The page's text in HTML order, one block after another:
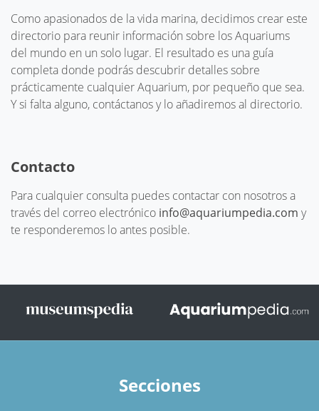
Como apasionados de la vida marina, decidimos crear este
directorio para reunir información sobre los Aquariums
del mundo en un solo lugar. El resultado es una guía
completa donde podrás descubrir detalles sobre
prácticamente cualquier Aquarium, por pequeño que sea.
Y si falta alguno, contáctanos y lo añadiremos al directorio.
Contacto
Para cualquier consulta puedes contactar con nosotros a
través del correo electrónico info@aquariumpedia.com y
te responderemos lo antes posible.
Secciones